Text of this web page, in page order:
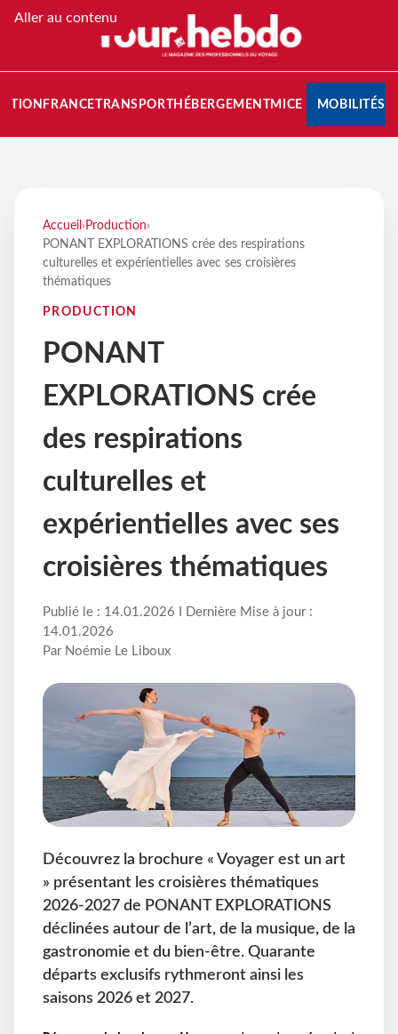
Aller au contenu
FRANCETRANSPORT HÉBERGEMENTMICE MOBILITÉS
Accueil › Production›
PONANT EXPLORATIONS crée des respirations
culturelles et expérientielles avec ses croisières
thématiques
PRODUCTION
PONANT
EXPLORATIONS crée
des respirations
culturelles et
expérientielles avec ses
croisières thématiques
Publié le : 14.01.2026 I Dernière Mise à jour :
14.01.2026
Par Noémie Le Liboux
Découvrez la brochure « Voyager est un art
» présentant les croisières thématiques
2026-2027 de PONANT EXPLORATIONS
déclinées autour de l’art, de la musique, de la
gastronomie et du bien-être. Quarante
départs exclusifs rythmeront ainsi les
saisons 2026 et 2027.